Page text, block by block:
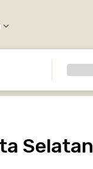
Selatan